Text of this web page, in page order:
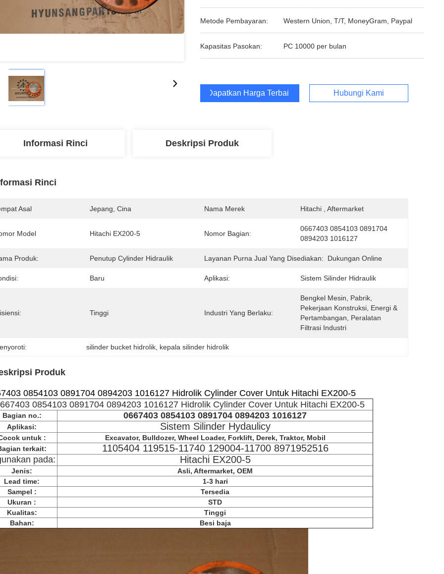
Metode Pembayaran: Western Union, T/T, MoneyGram, Paypal
Kapasitas Pasokan: PC 10000 per bulan
Dapatkan Harga Terbaik Hubungi Kami
Informasi Rinci Deskripsi Produk
Rinci
Asal Jepang, Cina Nama Merek Hitachi , Aftermarket
Model Hitachi EX200-5 Nomor Bagian:
0667403 0854103 0891704
0894203 1016127
Produk: Penutup Cylinder Hidraulik Layanan Purna Jual Yang Disediakan: Dukungan Online
Baru Aplikasi: Sistem Silinder Hidraulik
Tinggi Industri Yang Berlaku:
Bengkel Mesin, Pabrik,
Pekerjaan Konstruksi, Energi &
Pertambangan, Peralatan
Filtrasi Industri
silinder bucket hidrolik kepala silinder hidrolik
Produk
0854103 0891704 0894203 1016127 Hidrolik Cylinder Cover Untuk Hitachi EX200-5
0854103 0891704 0894203 1016127 Hidrolik Cylinder Cover Untuk Hitachi EX200-5
Bagian no.: 0667403 0854103 0891704 0894203 1016127
Aplikasi: Sistem Silinder Hydaulicy
untuk :
Excavator, Bulldozer, Wheel Loader, Forklift, Derek, Traktor, Mobil
terkait:
1105404 119515-11740 129004-11700 8971952516
pada: Hitachi EX200-5
Jenis:
Asli, Aftermarket, OEM
Lead time:
1-3 hari
Sampel :
Tersedia
Ukuran :
STD
Kualitas:
Tinggi
Bahan:
Besi baja